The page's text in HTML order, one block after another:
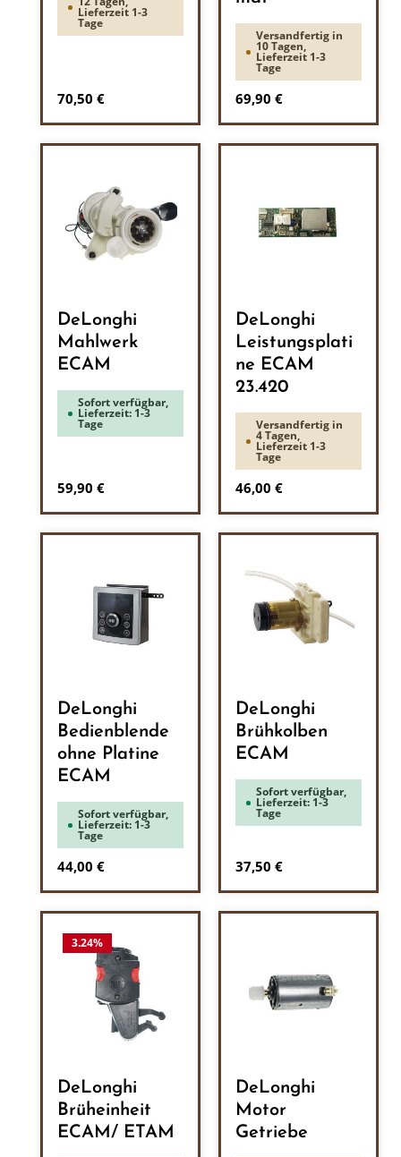
Lieferzeit 1-3
Tage
Regulärer Preis:
70,50 €
Versandfertig in
10 Tagen,
Lieferzeit 1-3
Tage
Regulärer Preis:
69,90 €
DeLonghi
Mahlwerk
ECAM
Sofort verfügbar,
Lieferzeit: 1-3
Tage
Regulärer Preis:
59,90 €
DeLonghi
Leistungsplati
ne ECAM
23.420
Versandfertig in
4 Tagen,
Lieferzeit 1-3
Tage
Regulärer Preis:
46,00 €
DeLonghi
Bedienblende
ohne Platine
ECAM
Sofort verfügbar,
Lieferzeit: 1-3
Tage
Regulärer Preis:
44,00 €
DeLonghi
Brühkolben
ECAM
Sofort verfügbar,
Lieferzeit: 1-3
Tage
Regulärer Preis:
37,50 €
3.24%
DeLonghi
Brüheinheit
ECAM/ ETAM
DeLonghi
Motor
Getriebe